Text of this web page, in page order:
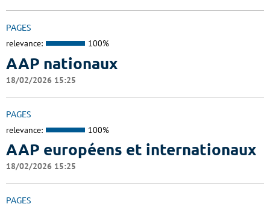
PAGES
relevance: 100%
AAP nationaux
18/02/2026 15:25
PAGES
relevance: 100%
AAP européens et internationaux
18/02/2026 15:25
PAGES